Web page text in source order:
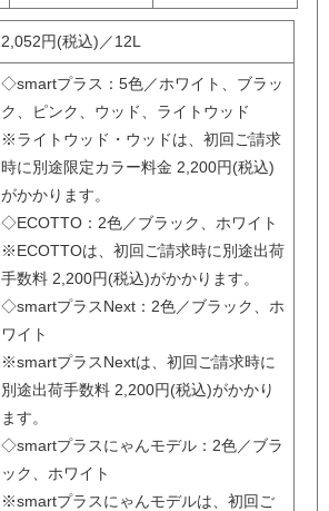
2,052円(税込)／12L
◇smartプラス：5色／ホワイト、ブラッ
ク、ピンク、ウッド、ライトウッド
※ライトウッド・ウッドは、初回ご請求
時に別途限定カラー料金 2,200円(税込)
がかかります。
◇ECOTTO：2色／ブラック、ホワイト
※ECOTTOは、初回ご請求時に別途出荷
手数料 2,200円(税込)がかかります。
◇smartプラスNext：2色／ブラック、ホ
ワイト
※smartプラスNextは、初回ご請求時に
別途出荷手数料 2,200円(税込)がかかり
ます。
◇smartプラスにゃんモデル：2色／ブラ
ック、ホワイト
※smartプラスにゃんモデルは、初回ご